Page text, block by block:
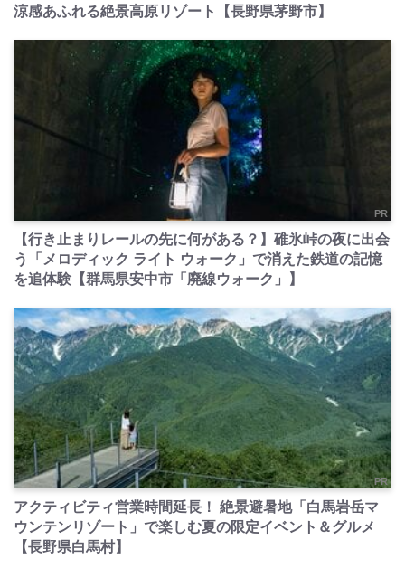
涼感あふれる絶景高原リゾート【長野県茅野市】
PR
【行き止まりレールの先に何がある？】碓氷峠の夜に出会
う「メロディック ライト ウォーク」で消えた鉄道の記憶
を追体験【群馬県安中市「廃線ウォーク」】
PR
アクティビティ営業時間延長！ 絶景避暑地「白馬岩岳マ
ウンテンリゾート」で楽しむ夏の限定イベント＆グルメ
【長野県白馬村】